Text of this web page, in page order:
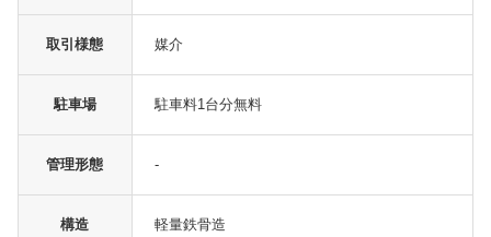
取引様態 媒介
駐車場 駐車料1台分無料
管理形態 -
構造 軽量鉄骨造